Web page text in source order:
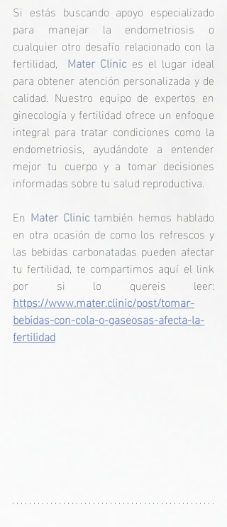
Si estás buscando apoyo especializado
para manejar la endometriosis o
cualquier otro desafío relacionado con la
fertilidad, Mater Clinic es el lugar ideal
para obtener atención personalizada y de
calidad. Nuestro equipo de expertos en
ginecología y fertilidad ofrece un enfoque
integral para tratar condiciones como la
endometriosis, ayudándote a entender
mejor tu cuerpo y a tomar decisiones
informadas sobre tu salud reproductiva.
En Mater Clinic también hemos hablado
en otra ocasión de como los refrescos y
las bebidas carbonatadas pueden afectar
tu fertilidad, te compartimos aquí el link
https://www.mater.clinic/post/tomar-
bebidas-con-cola-o-gaseosas-afecta-la-
fertilidad